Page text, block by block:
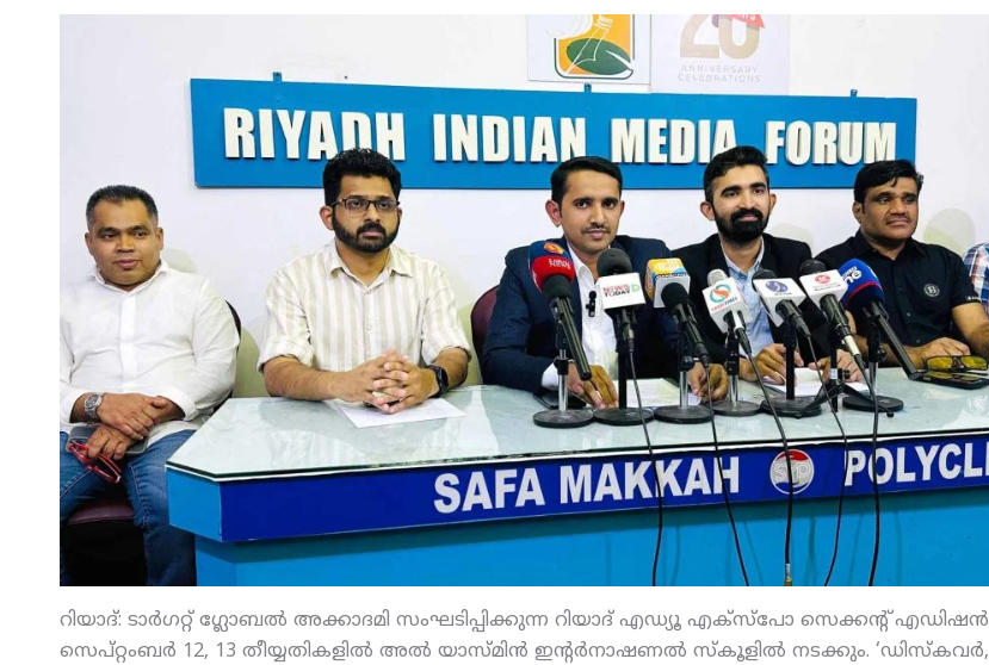
റിയാദ്: ടാര്‍ഗറ്റ് ഗ്ലോബല്‍ അക്കാദമി സംഘടിപ്പിക്കുന്ന റിയാദ് എഡ്യൂ എക്‌സ്‌പോ സെക്കന്റ് എഡിഷന്‍
സെപ്റ്റംബര്‍ 12, 13 തീയ്യതികളില്‍ അല്‍ യാസ്മിന്‍ ഇന്റര്‍നാഷണല്‍ സ്‌കൂളില്‍ നടക്കും. ‘ഡിസ്‌കവര്‍,